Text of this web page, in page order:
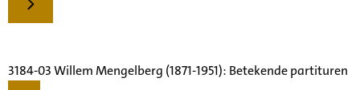
3184-03 Willem Mengelberg (1871-1951): Betekende partituren